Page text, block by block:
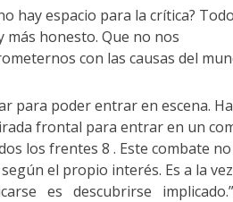
hay espacio para la crítica?
más honesto. Que no nos
con las causas del
para poder entrar en escena.
frontal para entrar en un
los frentes 8 . Este combate
según el propio interés. Es a la
es descubrirse implicado.”